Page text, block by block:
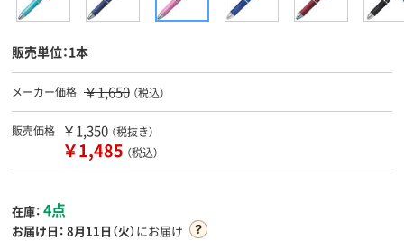
販売単位：1本
メーカー価格 ￥1,650 （税込）
販売価格 ￥1,350 （税抜き）
￥1,485 （税込）
在庫： 4点
お届け日： 8月11日（火）にお届け